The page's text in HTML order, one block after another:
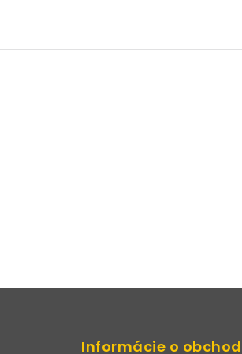
Informácie o